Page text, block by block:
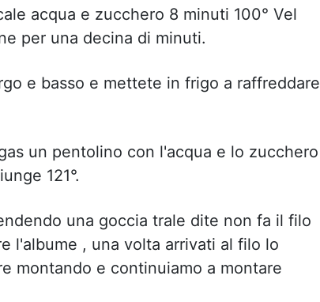
acqua e zucchero 8 minuti 100° Vel
per una decina di minuti.
e basso e mettete in frigo a raffreddare
un pentolino con l'acqua e lo zucchero
121°.
una goccia trale dite non fa il filo
l'albume , una volta arrivati al filo lo
montando e continuiamo a montare